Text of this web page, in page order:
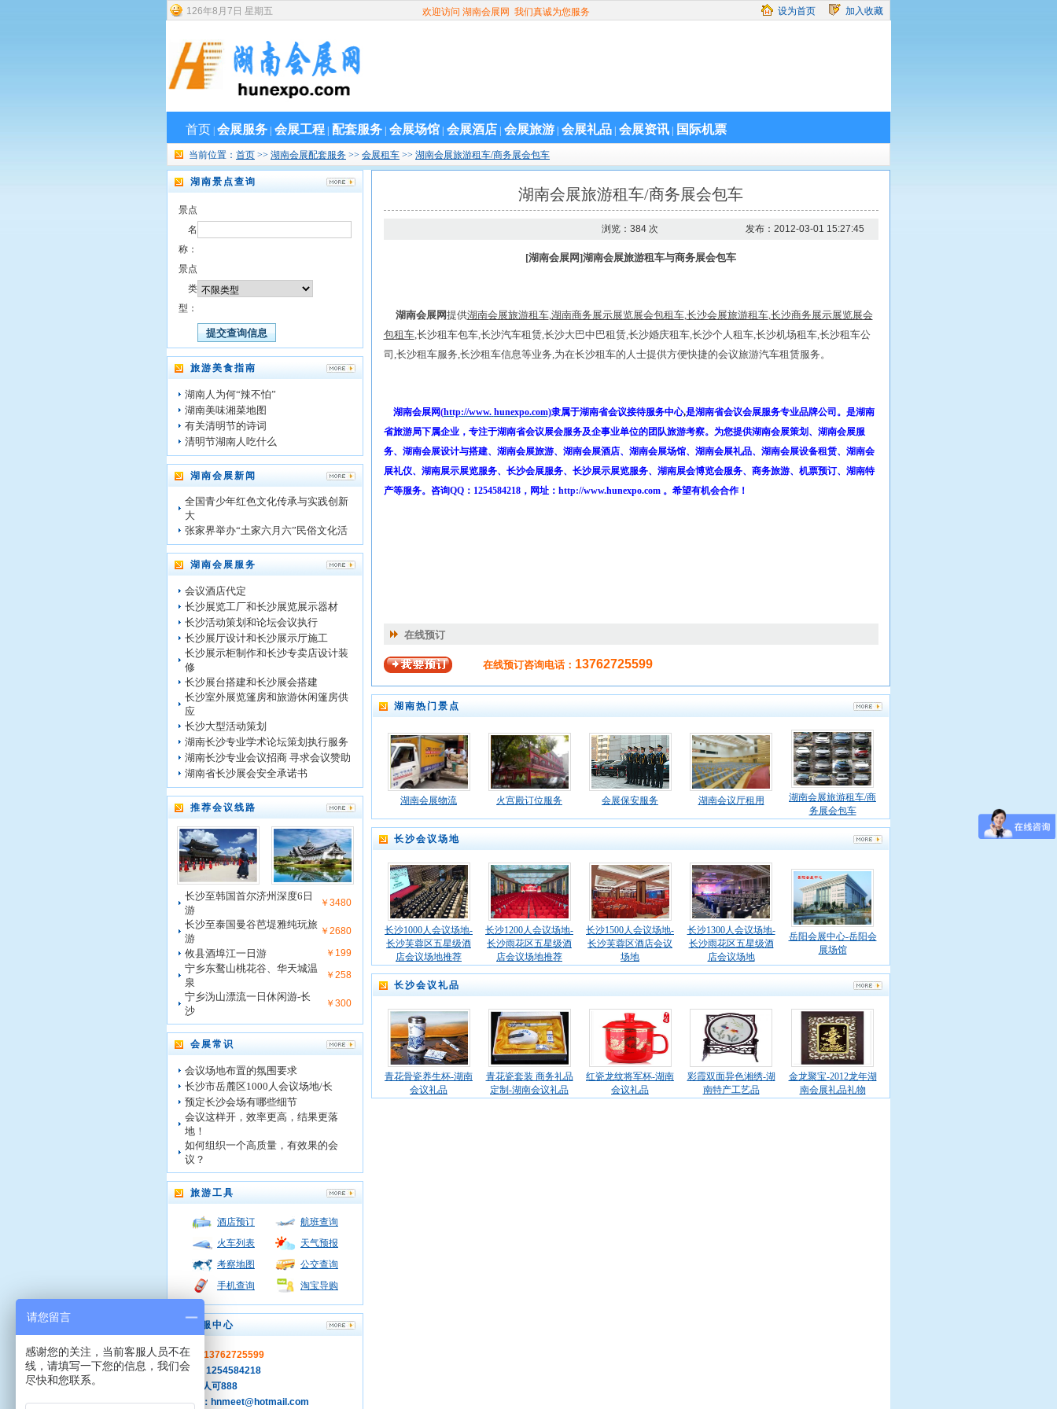
126年8 月 7 日 星期五 欢迎访问 湖南会展网 我们真诚为您服务 设为首页 加入收藏
首页 会展服务 会展工程 配套服务 会展场馆 会展酒店 会展旅游 会展礼品 会展资讯 国际机票
当前位置： 首页 >> 湖南会展配套服务 >> 会展租车 >> 湖南会展旅游租车/商务展会包车
湖南景点查询
景点
名
称：
景点
类
型：
旅游美食指南
湖南人为何“辣不怕”
湖南美味湘菜地图
有关清明节的诗词
清明节湖南人吃什么
湖南会展新闻
全国青少年红色文化传承与实践创新
大
张家界举办“土家六月六”民俗文化活
湖南会展服务
会议酒店代定
长沙展览工厂和长沙展览展示器材
长沙活动策划和论坛会议执行
长沙展厅设计和长沙展示厅施工
长沙展示柜制作和长沙专卖店设计装
修
长沙展台搭建和长沙展会搭建
长沙室外展览篷房和旅游休闲篷房供
应
长沙大型活动策划
湖南长沙专业学术论坛策划执行服务
湖南长沙专业会议招商 寻求会议赞助
湖南省长沙展会安全承诺书
推荐会议线路
长沙至韩国首尔济州深度6日
游
￥3480
长沙至泰国曼谷芭堤雅纯玩旅
游
￥2680
攸县酒埠江一日游 ￥199
宁乡东鹜山桃花谷、华天城温
泉
￥258
宁乡沩山漂流一日休闲游-长
沙
￥300
会展常识
会议场地布置的氛围要求
长沙市岳麓区1000人会议场地/长
预定长沙会场有哪些细节
会议这样开，效率更高，结果更落
地！
如何组织一个高质量，有效果的会
议？
旅游工具
酒店预订
航班查询
火车列表
天气预报
考察地图
公交查询
手机查询
淘宝导购
客服中心
手机：13762725599
QQ ：1254584218
旺旺: 人可888
MSN：hnmeet@hotmail.com
湖南会展旅游租车/商务展会包车
浏览：384 次 发布：2012-03-01 15:27:45
[湖南会展网]湖南会展旅游租车与商务展会包车
湖南会展网提供湖南会展旅游租车,湖南商务展示展览展会包租车,长沙会展旅游租车,长沙商务展示展览展会
包租车,长沙租车包车,长沙汽车租赁,长沙大巴中巴租赁,长沙婚庆租车,长沙个人租车,长沙机场租车,长沙租车公
司,长沙租车服务,长沙租车信息等业务,为在长沙租车的人士提供方便快捷的会议旅游汽车租赁服务。
湖南会展网(http://www. hunexpo.com)隶属于湖南省会议接待服务中心,是湖南省会议会展服务专业品牌公司。是湖南
省旅游局下属企业，专注于湖南省会议展会服务及企事业单位的团队旅游考察。为您提供湖南会展策划、湖南会展服
务、湖南会展设计与搭建、湖南会展旅游、湖南会展酒店、湖南会展场馆、湖南会展礼品、湖南会展设备租赁、湖南会
展礼仪、湖南展示展览服务、长沙会展服务、长沙展示展览服务、湖南展会博览会服务、商务旅游、机票预订、湖南特
产等服务。咨询QQ： 1254584218， 网址： http://www.hunexpo.com 。希望有机会合作！
在线预订
在线预订咨询电话： 13762725599
湖南热门景点
湖南会展物流 火宫殿订位服务 会展保安服务 湖南会议厅租用
湖南会展旅游租车/商
务展会包车
长沙会议场地
长沙1000人会议场地-
长沙芙蓉区五星级酒
店会议场地推荐
长沙1200人会议场地-
长沙雨花区五星级酒
店会议场地推荐
长沙1500人会议场地-
长沙芙蓉区酒店会议
场地
长沙1300人会议场地-
长沙雨花区五星级酒
店会议场地
岳阳会展中心-岳阳会
展场馆
长沙会议礼品
青花骨瓷养生杯-湖南
会议礼品
青花瓷套装 商务礼品
定制-湖南会议礼品
红瓷龙纹将军杯-湖南
会议礼品
彩霞双面异色湘绣-湖
南特产工艺品
金龙聚宝-2012龙年湖
南会展礼品礼物
请您留言
感谢您的关注，当前客服人员不在
线，请填写一下您的信息，我们会
尽快和您联系。